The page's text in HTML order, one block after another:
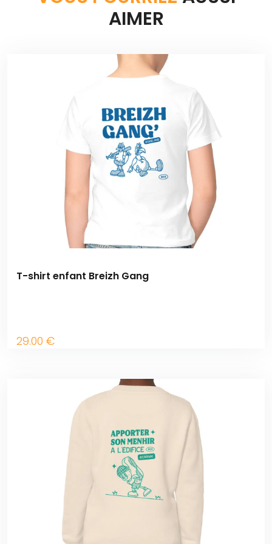
AIMER
T-shirt enfant Breizh Gang
29.00 €